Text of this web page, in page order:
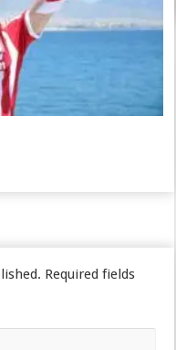
Required fields